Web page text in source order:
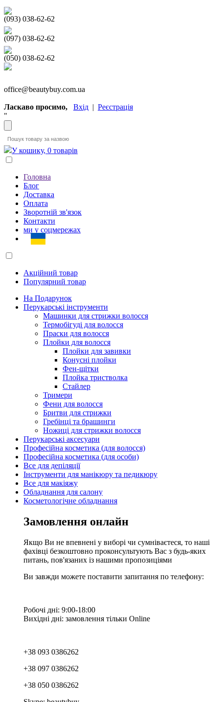
(093) 038-62-62
(097) 038-62-62
(050) 038-62-62
office@beautybuy.com.ua
Ласкаво просимо, Вхід | Реєстрація
"
У кошику, 0 товарів
Головна
Блог
Доставка
Оплата
Зворотній зв'язок
Контакти
ми у соцмережах
Акційний товар
Популярний товар
На Подарунок
Перукарські інструменти
Машинки для стрижки волосся
Термобігуді для волосся
Праски для волосся
Плойки для волосся
Плойки для завивки
Конусні плойки
Фен-щітки
Плойка тристволка
Стайлер
Тримери
Фени для волосся
Бритви для стрижки
Гребінці та брашинги
Ножиці для стрижки волосся
Перукарські аксесуари
Професійна косметика (для волосся)
Професійна косметика (для особи)
Все для депіляції
Інструменти для манікюру та педикюру
Все для макіяжу
Обладнання для салону
Косметологічне обладнання
Замовлення онлайн
Якщо Ви не впевнені у виборі чи сумніваєтеся, то наші
фахівці безкоштовно проконсультують Вас з будь-яких
питань, пов'язаних із нашими пропозиціями
Ви завжди можете поставити запитання по телефону:
Робочі дні: 9:00-18:00
Вихідні дні: замовлення тільки Online
+38 093 0386262
+38 097 0386262
+38 050 0386262